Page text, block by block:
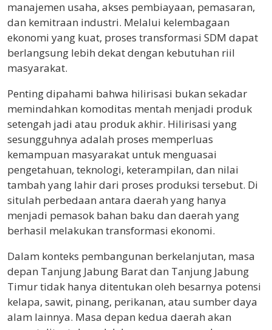
manajemen usaha, akses pembiayaan, pemasaran,
dan kemitraan industri. Melalui kelembagaan
ekonomi yang kuat, proses transformasi SDM dapat
berlangsung lebih dekat dengan kebutuhan riil
masyarakat.
Penting dipahami bahwa hilirisasi bukan sekadar
memindahkan komoditas mentah menjadi produk
setengah jadi atau produk akhir. Hilirisasi yang
sesungguhnya adalah proses memperluas
kemampuan masyarakat untuk menguasai
pengetahuan, teknologi, keterampilan, dan nilai
tambah yang lahir dari proses produksi tersebut. Di
situlah perbedaan antara daerah yang hanya
menjadi pemasok bahan baku dan daerah yang
berhasil melakukan transformasi ekonomi.
Dalam konteks pembangunan berkelanjutan, masa
depan Tanjung Jabung Barat dan Tanjung Jabung
Timur tidak hanya ditentukan oleh besarnya potensi
kelapa, sawit, pinang, perikanan, atau sumber daya
alam lainnya. Masa depan kedua daerah akan